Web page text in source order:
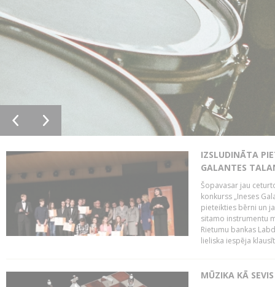
IZSLUDINĀTA
GALANTES
Šopavasar jau
konkurss „Ineses
pieteikties bērni un
sitamo instrumentu
Rietumu bankas
lieliska iespēja
MŪZIKA KĀ